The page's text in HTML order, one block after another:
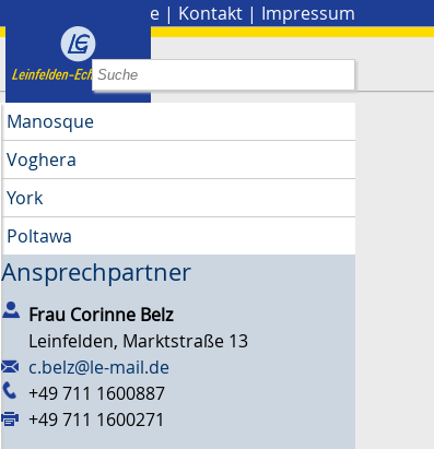
Presse | Kontakt | Impressum
Manosque
Voghera
York
Poltawa
Ansprechpartner
Frau Corinne Belz
c.belz@le-mail.de
+49 711 1600887
+49 711 1600271
Leinfelden, Marktstraße 13